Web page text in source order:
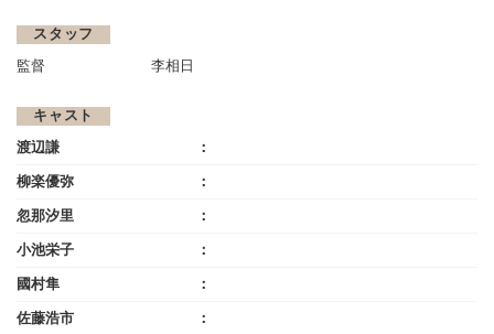
スタッフ
監督 李相日
キャスト
渡辺謙
柳楽優弥
忽那汐里
小池栄子
國村隼
佐藤浩市